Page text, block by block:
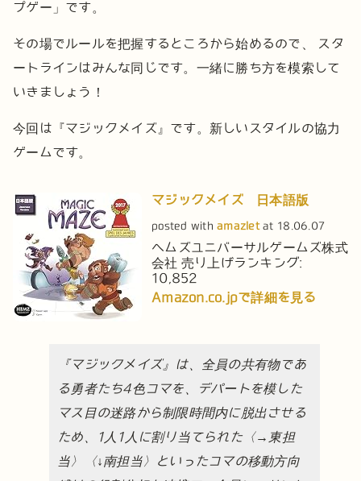
プゲー」です。
その場でルールを把握するところから始めるので、
スタ
ートラインはみんな同じです。一緒に勝ち方を模索して
いきましょう！
今回は『マジックメイズ』です。新しいスタイルの協力
ゲームです。
マジックメイズ 日本語版
posted withamazletat 18.06.07
ヘムズユニバーサルゲームズ株式
会社 売り上げランキング:
10,852
Amazon.co.jpで詳細を見る
『マジックメイズ』は、全員の共有物であ
る勇者たち4色コマを、デパートを模した
マス目の迷路から制限時間内に脱出させる
ため、1人1人に割り当てられた〈→東担
当〉〈↓南担当〉といったコマの移動方向